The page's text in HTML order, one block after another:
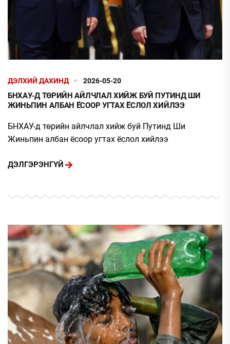
ДЭЛХИЙ ДАХИНД 2026-05-20
БНХАУ-Д ТӨРИЙН АЙЛЧЛАЛ ХИЙЖ БУЙ ПУТИНД ШИ
ЖИНЬПИН АЛБАН ЁСООР УГТАХ ЁСЛОЛ ХИЙЛЭЭ
БНХАУ-д төрийн айлчлал хийж буй Путинд Ши
Жиньпин албан ёсоор угтах ёслол хийлээ
ДЭЛГЭРЭНГҮЙ